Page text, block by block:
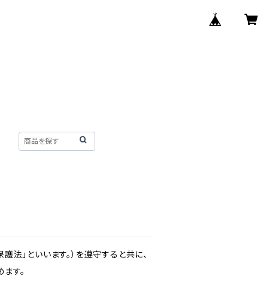
」といいます。）を遵守すると共に、
す。